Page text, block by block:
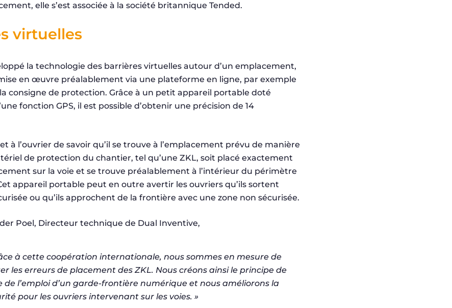
elle s’est associée à la société britannique Tended.
virtuelles
la technologie des barrières virtuelles autour d’un emplacement,
en œuvre préalablement via une plateforme en ligne, par exemple
consigne de protection. Grâce à un petit appareil portable doté
fonction GPS, il est possible d’obtenir une précision de 14
à l’ouvrier de savoir qu’il se trouve à l’emplacement prévu de manière
de protection du chantier, tel qu’une ZKL, soit placé exactement
sur la voie et se trouve préalablement à l’intérieur du périmètre
appareil portable peut en outre avertir les ouvriers qu’ils sortent
ou qu’ils approchent de la frontière avec une zone non sécurisée.
Poel, Directeur technique de Dual Inventive,
à cette coopération internationale, nous sommes en mesure de
les erreurs de placement des ZKL. Nous créons ainsi le principe de
de l’emploi d’un garde-frontière numérique et nous améliorons la
pour les ouvriers intervenant sur les voies. »